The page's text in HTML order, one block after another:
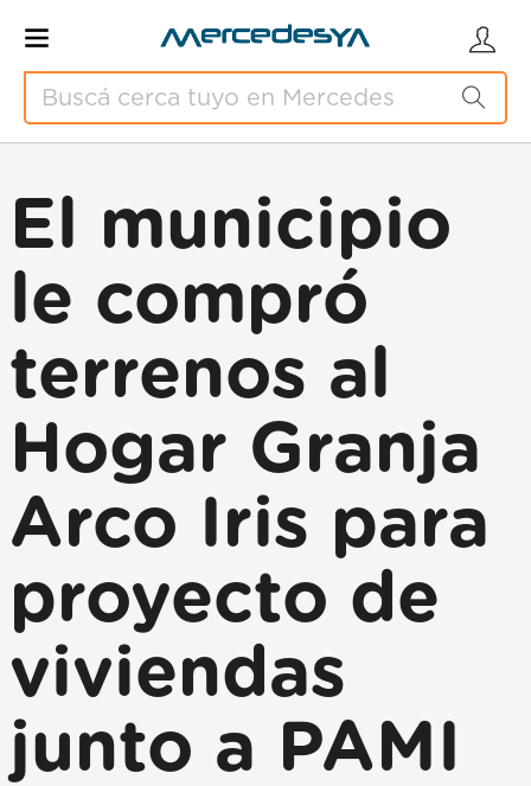
El municipio
le compró
terrenos al
Hogar Granja
Arco Iris para
proyecto de
viviendas
junto a PAMI